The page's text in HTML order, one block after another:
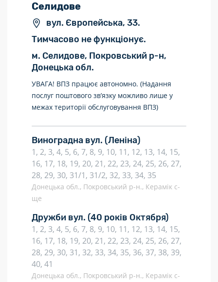
Селидове
вул. Європейська, 33.
Тимчасово не функціонує.
м. Селидове, Покровський р-н,
Донецька обл.
УВАГА! ВПЗ працює автономно. (Надання
послуг поштового зв’язку можливо лише у
межах території обслуговування ВПЗ)
Виноградна вул. (Леніна)
1, 2, 3, 4, 5, 6, 7, 8, 9, 10, 11, 12, 13, 14, 15,
16, 17, 18, 19, 20, 21, 22, 23, 24, 25, 26, 27,
28, 29, 30, 31/1, 31/2, 32, 33, 34, 35
Донецька обл., Покровський р-н., Керамік с-
ще
Дружби вул. (40 років Октября)
1, 2, 3, 4, 5, 6, 7, 8, 9, 10, 11, 12, 13, 14, 15,
16, 17, 18, 19, 20, 21, 22, 23, 24, 25, 26, 27,
28, 29, 30, 31, 32, 33, 34, 35, 36, 37, 38, 39,
40, 41
Донецька обл., Покровський р-н., Керамік с-